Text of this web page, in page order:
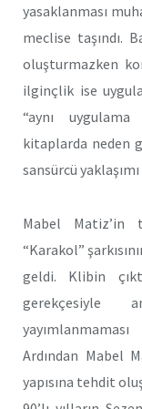
yasaklanması
meclise taşındı.
oluşturmazken
ilginçlik ise
“aynı
kitaplarda neden
sansürcü
Mabel Matiz’in
“Karakol”
geldi. Klibin
gerekçesiyle
Ardından Mabel
yapısına tehdit